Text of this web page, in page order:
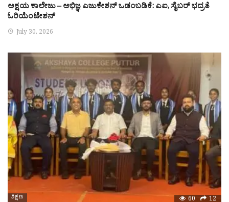
ಅಕ್ಷಯ ಕಾಲೇಜು – ಅಭಿಜ್ಞ ಎಜುಕೇಶನ್ ಒಡಂಬಡಿಕೆ: ಎಐ, ಸೈಬರ್ ಭದ್ರತೆ
ಓರಿಯೆಂಟೇಶನ್
July 30, 2026
ಶಿಕ್ಷಣ 60 12